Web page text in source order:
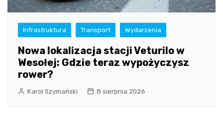
Infrastruktura Transport Wydarzenia
Nowa lokalizacja stacji Veturilo w
Wesołej: Gdzie teraz wypożyczysz
rower?
Karol Szymański 8 sierpnia 2026